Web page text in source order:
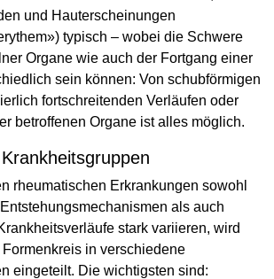
und Hauterscheinungen
typisch – wobei die Schwere
Organe wie auch der Fortgang einer
sein können: Von schubförmigen
fortschreitenden Verläufen oder
betroffenen Organe ist alles möglich.
rheumatischen Erkrankungen sowohl
als auch
stark variieren, wird
in verschiedene
eingeteilt. Die wichtigsten sind: